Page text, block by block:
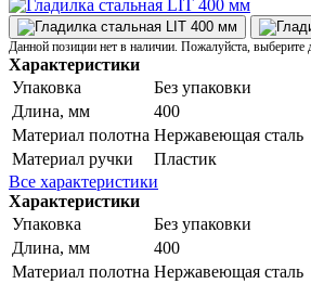
Данной позиции нет в наличии. Пожалуйста, выберите
Характеристики
Упаковка
Без упаковки
Длина, мм
400
Материал полотна Нержавеющая сталь
Материал ручки
Пластик
Все характеристики
Характеристики
Упаковка
Без упаковки
Длина, мм
400
Материал полотна Нержавеющая сталь